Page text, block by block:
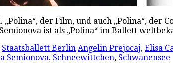
der Film, und auch „Polina“, der
ist als „Polina“ im Ballett
Staatsballett Berlin Angelin Prejocaj, Elisa
Semionova, Schneewittchen, Schwanensee